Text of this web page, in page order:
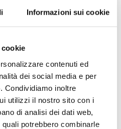
Informazioni sui cookie
contenuti ed
dei social media e per
Condividiamo inoltre
utilizzi il nostro sito con i
di analisi dei dati web,
potrebbero combinarle
10 50